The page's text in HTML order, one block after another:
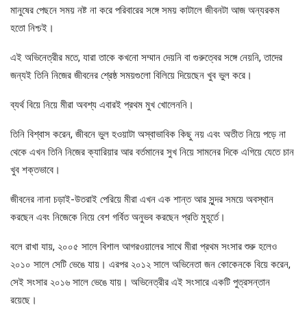
মানুষের পেছনে সময় নষ্ট না করে পরিবারের সঙ্গে সময় কাটালে জীবনটা আজ অন্যরকম
হতো নিশ্চই।
এই অভিনেত্রীর মতে, যারা তাকে কখনো সম্মান দেয়নি বা গুরুত্বের সঙ্গে নেয়নি, তাদের
জন্যই তিনি নিজের জীবনের শ্রেষ্ঠ সময়গুলো বিলিয়ে দিয়েছেন খুব ভুল করে।
ব্যর্থ বিয়ে নিয়ে মীরা অবশ্য এবারই প্রথম মুখ খোলেননি।
তিনি বিশ্বাস করেন, জীবনে ভুল হওয়াটা অস্বাভাবিক কিছু নয় এবং অতীত নিয়ে পড়ে না
থেকে এখন তিনি নিজের ক্যারিয়ার আর বর্তমানের সুখ নিয়ে সামনের দিকে এগিয়ে যেতে চান
খুব শক্তভাবে।
জীবনের নানা চড়াই-উতরাই পেরিয়ে মীরা এখন এক শান্ত আর সুন্দর সময়ে অবস্থান
করছেন এবং নিজেকে নিয়ে বেশ গর্বিত অনুভব করছেন প্রতি মুহূর্তে।
বলে রাখা যায়, ২০০৫ সালে বিশাল আগরওয়ালের সাথে মীরা প্রথম সংসার শুরু হলেও
২০১০ সালে সেটি ভেঙে যায়। এরপর ২০১২ সালে অভিনেতা জন কোকেনকে বিয়ে করেন,
সেই সংসার ২০১৬ সালে ভেঙে যায়। অভিনেত্রীর এই সংসারে একটি পুত্রসন্তান
রয়েছে।